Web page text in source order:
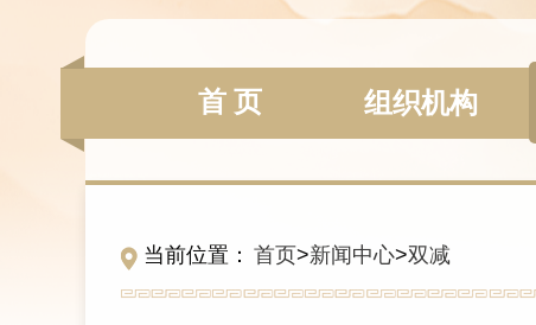
首 页 组织机构
当前位置： 首页>新闻中心>双减